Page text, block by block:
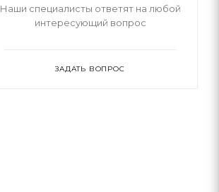
Наши специалисты ответят на любой
интересующий вопрос
ЗАДАТЬ ВОПРОС